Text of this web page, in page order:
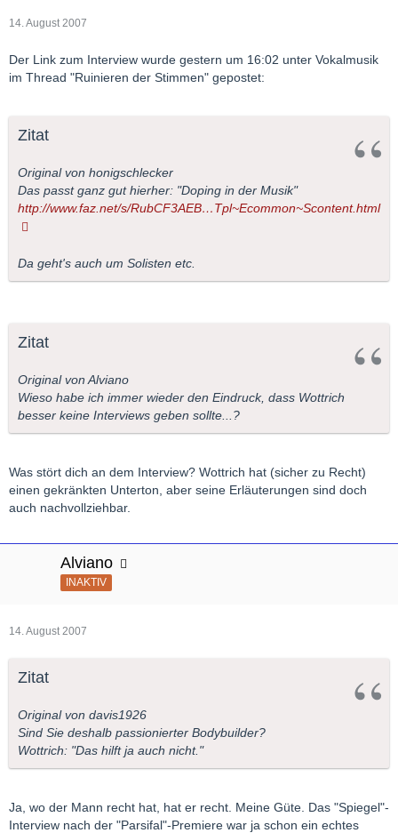
14. August 2007
Der Link zum Interview wurde gestern um 16:02 unter Vokalmusik
im Thread "Ruinieren der Stimmen" gepostet:
Zitat
Original von honigschlecker
Das passt ganz gut hierher: "Doping in der Musik"
http://www.faz.net/s/RubCF3AEB…Tpl~Ecommon~Scontent.html
Da geht's auch um Solisten etc.
Zitat
Original von Alviano
Wieso habe ich immer wieder den Eindruck, dass Wottrich
besser keine Interviews geben sollte...?
Was stört dich an dem Interview? Wottrich hat (sicher zu Recht)
einen gekränkten Unterton, aber seine Erläuterungen sind doch
auch nachvollziehbar.
Alviano
INAKTIV
14. August 2007
Zitat
Original von davis1926
Sind Sie deshalb passionierter Bodybuilder?
Wottrich: "Das hilft ja auch nicht."
Ja, wo der Mann recht hat, hat er recht. Meine Güte. Das "Spiegel"-
Interview nach der "Parsifal"-Premiere war ja schon ein echtes